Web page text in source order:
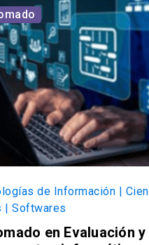
de Información |
| Softwares
en Evaluación